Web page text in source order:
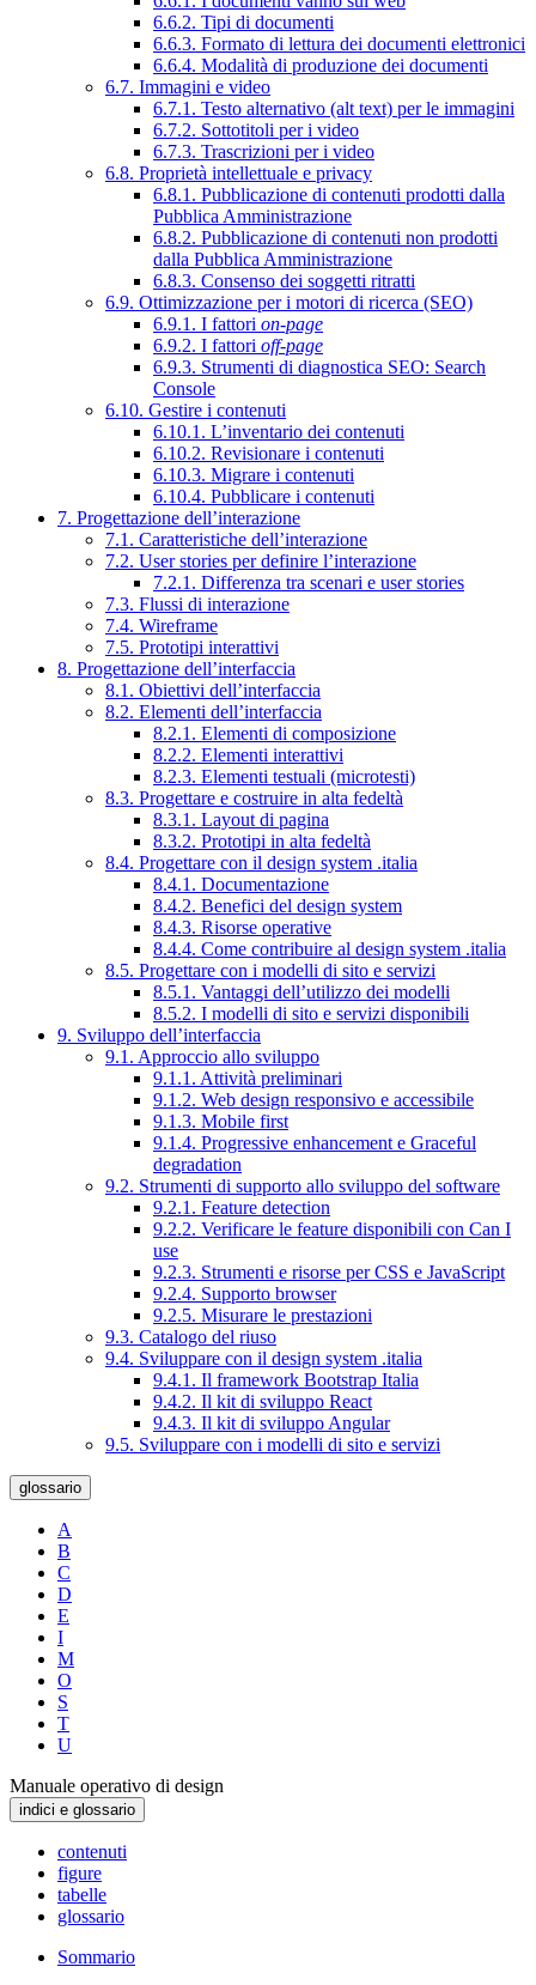
6.6.2. Tipi di documenti
6.6.3. Formato di lettura dei documenti elettronici
6.6.4. Modalità di produzione dei documenti
6.7. Immagini e video
6.7.1. Testo alternativo (alt text) per le immagini
6.7.2. Sottotitoli per i video
6.7.3. Trascrizioni per i video
6.8. Proprietà intellettuale e privacy
6.8.1. Pubblicazione di contenuti prodotti dalla
Pubblica Amministrazione
6.8.2. Pubblicazione di contenuti non prodotti
dalla Pubblica Amministrazione
6.8.3. Consenso dei soggetti ritratti
6.9. Ottimizzazione per i motori di ricerca (SEO)
6.9.1. I fattori on-page
6.9.2. I fattori off-page
6.9.3. Strumenti di diagnostica SEO: Search
Console
6.10. Gestire i contenuti
6.10.1. L’inventario dei contenuti
6.10.2. Revisionare i contenuti
6.10.3. Migrare i contenuti
6.10.4. Pubblicare i contenuti
7. Progettazione dell’interazione
7.1. Caratteristiche dell’interazione
7.2. User stories per definire l’interazione
7.2.1. Differenza tra scenari e user stories
7.3. Flussi di interazione
7.4. Wireframe
7.5. Prototipi interattivi
8. Progettazione dell’interfaccia
8.1. Obiettivi dell’interfaccia
8.2. Elementi dell’interfaccia
8.2.1. Elementi di composizione
8.2.2. Elementi interattivi
8.2.3. Elementi testuali (microtesti)
8.3. Progettare e costruire in alta fedeltà
8.3.1. Layout di pagina
8.3.2. Prototipi in alta fedeltà
8.4. Progettare con il design system .italia
8.4.1. Documentazione
8.4.2. Benefici del design system
8.4.3. Risorse operative
8.4.4. Come contribuire al design system .italia
8.5. Progettare con i modelli di sito e servizi
8.5.1. Vantaggi dell’utilizzo dei modelli
8.5.2. I modelli di sito e servizi disponibili
9. Sviluppo dell’interfaccia
9.1. Approccio allo sviluppo
9.1.1. Attività preliminari
9.1.2. Web design responsivo e accessibile
9.1.3. Mobile first
9.1.4. Progressive enhancement e Graceful
degradation
9.2. Strumenti di supporto allo sviluppo del software
9.2.1. Feature detection
9.2.2. Verificare le feature disponibili con Can I
use
9.2.3. Strumenti e risorse per CSS e JavaScript
9.2.4. Supporto browser
9.2.5. Misurare le prestazioni
9.3. Catalogo del riuso
9.4. Sviluppare con il design system .italia
9.4.1. Il framework Bootstrap Italia
9.4.2. Il kit di sviluppo React
9.4.3. Il kit di sviluppo Angular
9.5. Sviluppare con i modelli di sito e servizi
glossario
A
B
C
D
E
I
M
O
S
T
U
Manuale operativo di design
indici e glossario
contenuti
figure
tabelle
glossario
Sommario